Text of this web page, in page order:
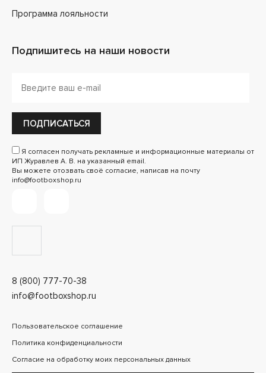
8 (800) 777-70-38
info@footboxshop.ru
Программа лояльности
Подпишитесь на наши новости
ПОДПИСАТЬСЯ
Я согласен получать рекламные и информационные материалы от
ИП Журавлев А. В. на указанный email.
Вы можете отозвать своё согласие, написав на почту
info@footboxshop.ru
Пользовательское соглашение
Политика конфиденциальности
Согласие на обработку моих персональных данных